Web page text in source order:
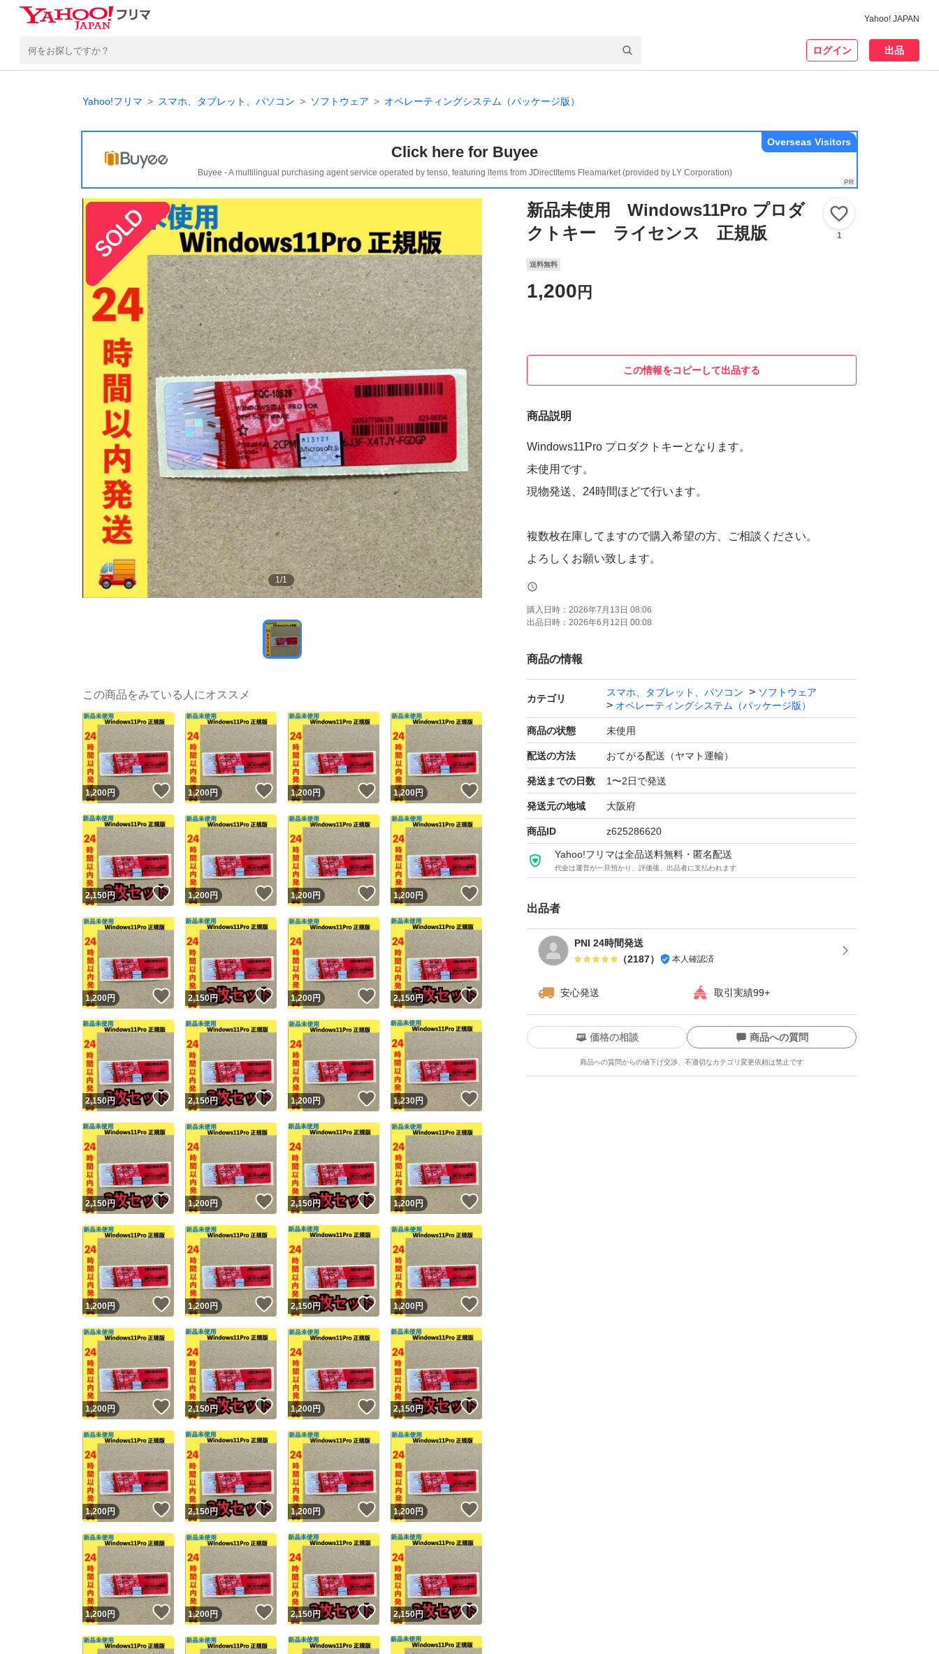
Yahoo! JAPAN
ログイン 出品
Yahoo!フリマ スマホ、タブレット、パソコン ソフトウェア オペレーティングシステム（パッケージ版）
Click here for Buyee
Buyee - A multilingual purchasing agent service operated by tenso, featuring items from JDirectItems Fleamarket (provided by LY Corporation)
Overseas Visitors
1/1
新品未使用 Windows11Pro プロダ
クトキー ライセンス 正規版
1
送料無料
1,200 円
この情報をコピーして出品する
商品説明
Windows11Pro プロダクトキーとなります。
未使用です。
現物発送、24時間ほどで行います。
複数枚在庫してますので購入希望の方、ご相談ください。
よろしくお願い致します。
購入日時： 2026年7月13日 08:06
出品日時： 2026年6月12日 00:08
商品の情報
カテゴリ
スマホ、タブレット、パソコン
ソフトウェア
オペレーティングシステム（パッケージ版）
商品の状態 未使用
配送の方法 おてがる配送（ヤマト運輸）
発送までの日数 1〜2日で発送
発送元の地域 大阪府
商品ID z625286620
Yahoo!フリマは全品送料無料・匿名配送
代金は運営が一旦預かり、評価後、出品者に支払われます
出品者
PNI 24時間発送
（2187） 本人確認済
安心発送 取引実績99+
ユーザーの実績について
Yahoo!フリマが定めた一定の基準を満たしたユーザーにバッジを付与しています
安心取引出品者
安心取引出品者 Yahoo!フリマの基準をクリアした安心・安全なユーザーです
取引実績
取引実績◯+ このユーザーはYahoo!フリマの取引を完了させた実績があります
他フリマ実績◯+ このユーザーは他フリマサービスでの取引実績があります
スピード&安心発送
価格の相談 商品への質問
商品への質問からの値下げ交渉、不適切なカテゴリ変更依頼は禁止です
この商品の情報をコピーします
商品画像の 無断転載は禁止 されています
コピーは1商品につき1回です
出品ページへ
キャンセル
この商品をみている人にオススメ
1,200円 いいね！
1,200円 いいね！
1,200円 いいね！
1,200円
2,150円 いいね！
1,200円 いいね！
1,200円 いいね！
1,200円
1,200円 いいね！
2,150円 いいね！
1,200円 いいね！
2,150円
2,150円 いいね！
2,150円 いいね！
1,200円 いいね！
1,230円
2,150円 いいね！
1,200円 いいね！
2,150円 いいね！
1,200円
1,200円 いいね！
1,200円 いいね！
2,150円 いいね！
1,200円
1,200円 いいね！
2,150円 いいね！
1,200円 いいね！
2,150円
1,200円 いいね！
2,150円 いいね！
1,200円 いいね！
1,200円
1,200円 いいね！
1,200円 いいね！
2,150円 いいね！
2,150円